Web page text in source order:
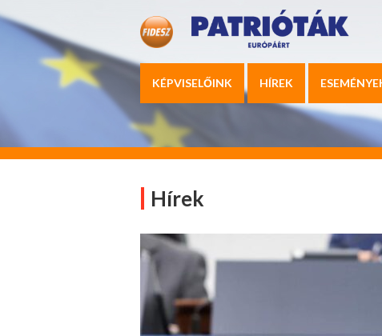
KÉPVISELŐINK HÍREK
Hírek